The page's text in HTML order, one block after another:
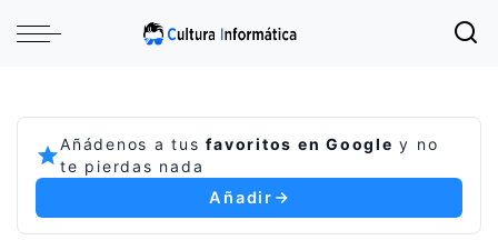
Añádenos a tusfavoritos en Google y no
te pierdas nada
Añadir